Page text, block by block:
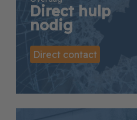
Direct hulp
nodig
Direct contact